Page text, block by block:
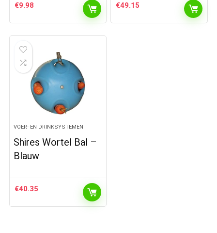
€9.98 €49.15
VOER- EN DRINKSYSTEMEN
Shires Wortel Bal –
Blauw
€40.35